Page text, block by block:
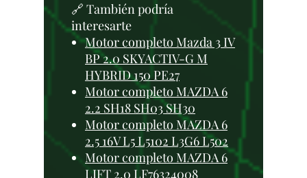
🔗 También podría
interesarte
Motor completo Mazda 3 IV
BP 2.0 SKYACTIV-G M
HYBRID 150 PE27
Motor completo MAZDA 6
2.2 SH18 SH03 SH30
Motor completo MAZDA 6
2.5 16V L5 L5102 L3G6 L502
Motor completo MAZDA 6
LIFT 2.0 LF76324008